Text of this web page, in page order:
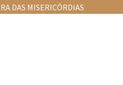
DAS MISERICÓRDIAS